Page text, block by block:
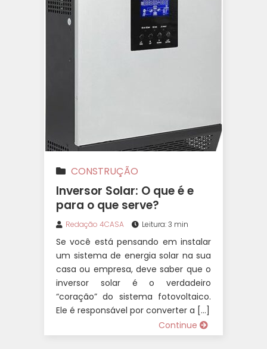
CONSTRUÇÃO
Inversor Solar: O que é e
para o que serve?
Redação 4CASA Leitura: 3 min
Se você está pensando em instalar
um sistema de energia solar na sua
casa ou empresa, deve saber que o
inversor solar é o verdadeiro
“coração” do sistema fotovoltaico.
Ele é responsável por converter a […]
Continue